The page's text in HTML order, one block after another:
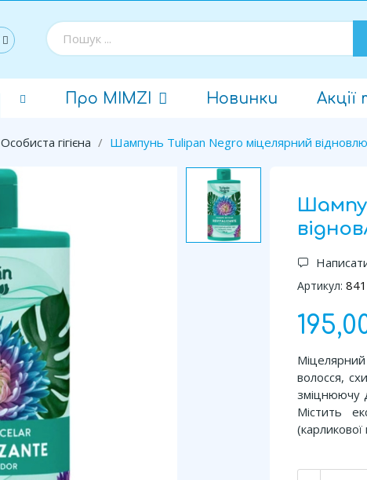
Про MIMZI Новинки
Особиста гігієна Шампунь Tulipan Negro міцелярний
Артикул:
волосся,
зміцнюючу
Містить